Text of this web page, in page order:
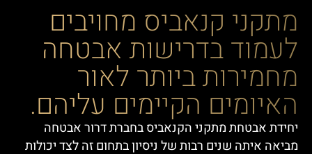
קנאביס מחויבים
בדרישות אבטחה
ביותר לאור
הקיימים עליהם.
אבטחת מתקני הקנאביס בחברת דרור אבטחה
איתה שנים רבות של ניסיון בתחום זה לצד יכולות